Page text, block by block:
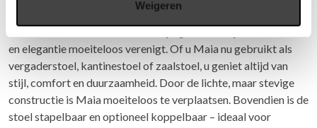
Weigeren
Maak kennis met Maia, de veelzijdige stoelenlijn die innovatie
en elegantie moeiteloos verenigt. Of u Maia nu gebruikt als
vergaderstoel, kantinestoel of zaalstoel, u geniet altijd van
stijl, comfort en duurzaamheid. Door de lichte, maar stevige
constructie is Maia moeiteloos te verplaatsen. Bovendien is de
stoel stapelbaar en optioneel koppelbaar – ideaal voor